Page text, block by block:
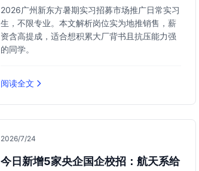
2026广州新东方暑期实习招募市场推广日常实习
生，不限专业。本文解析岗位实为地推销售，薪
资含高提成，适合想积累大厂背书且抗压能力强
的同学。
阅读全文
2026/7/24
今日新增5家央企国企校招：航天系给